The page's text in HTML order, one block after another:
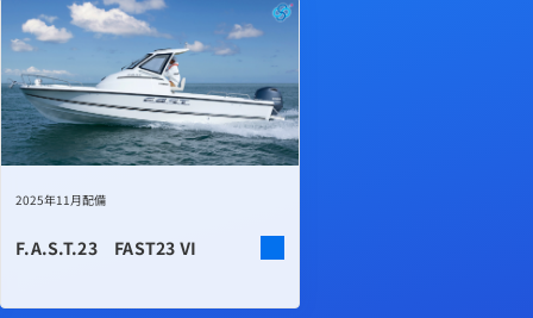
2025年11月配備
F.A.S.T.23 FAST23 Ⅵ